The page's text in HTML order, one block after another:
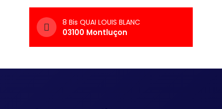
8 Bis QUAI LOUIS BLANC
03100 Montluçon